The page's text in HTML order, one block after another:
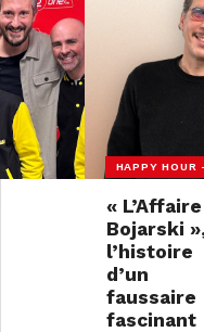
HAPPY HOUR
« L’Affaire
Bojarski
l’histoire
d’un
faussaire
fascinant